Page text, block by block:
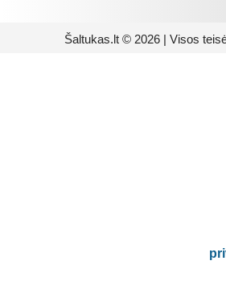
Šaltukas.lt © 2026 | Visos